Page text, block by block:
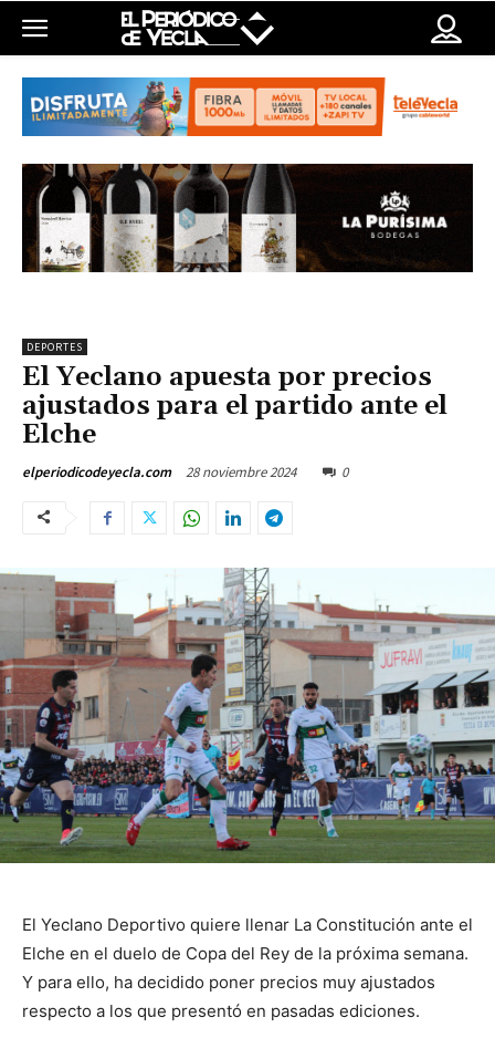
DEPORTES
El Yeclano apuesta por precios
ajustados para el partido ante el
Elche
elperiodicodeyecla.com 28 noviembre 2024 0
El Yeclano Deportivo quiere llenar La Constitución ante el
Elche en el duelo de Copa del Rey de la próxima semana.
Y para ello, ha decidido poner precios muy ajustados
respecto a los que presentó en pasadas ediciones.